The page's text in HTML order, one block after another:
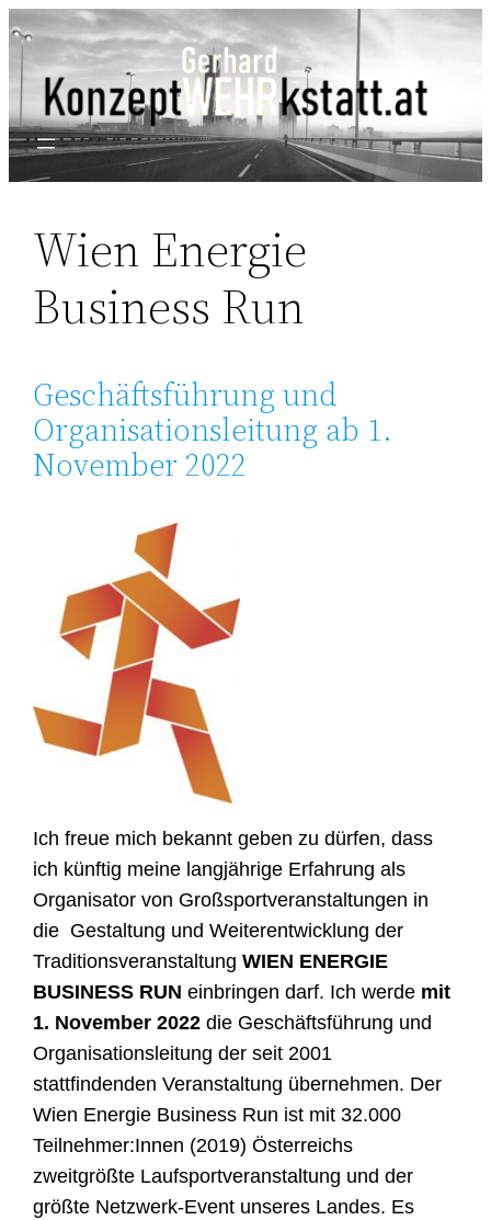
Wien Energie
Business Run
Geschäftsführung und
Organisationsleitung ab 1.
November 2022
Ich freue mich bekannt geben zu dürfen, dass
ich künftig meine langjährige Erfahrung als
Organisator von Großsportveranstaltungen in
die Gestaltung und Weiterentwicklung der
TraditionsveranstaltungWIEN ENERGIE
BUSINESS RUNeinbringen darf. Ich werde mit
1. November 2022 die Geschäftsführung und
Organisationsleitung der seit 2001
stattfindenden Veranstaltung übernehmen. Der
Wien Energie Business Run ist mit 32.000
Teilnehmer:Innen (2019) Österreichs
zweitgrößte Laufsportveranstaltung und der
größte Netzwerk-Event unseres Landes. Es